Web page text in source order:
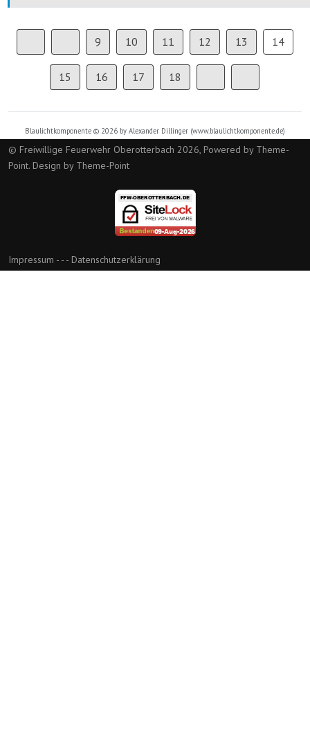
9 10 11 12 13 14
15 16 17 18
Blaulichtkomponente © 2026 by Alexander Dillinger (www.blaulichtkomponente.de)
© Freiwillige Feuerwehr Oberotterbach 2026, Powered by Theme-
Point. Design by Theme-Point
Impressum - - - Datenschutzerklärung